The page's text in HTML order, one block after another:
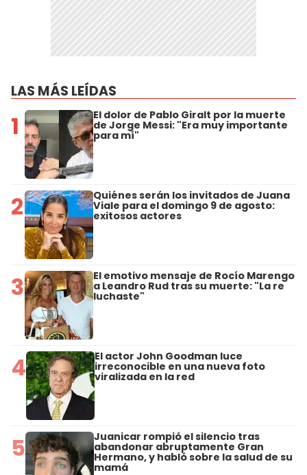
LAS MÁS LEÍDAS
1 El dolor de Pablo Giralt por la muerte
de Jorge Messi: "Era muy importante
para mí"
2 Quiénes serán los invitados de Juana
Viale para el domingo 9 de agosto:
exitosos actores
3 El emotivo mensaje de Rocío Marengo
a Leandro Rud tras su muerte: "La re
luchaste"
4 El actor John Goodman luce
irreconocible en una nueva foto
viralizada en la red
5 Juanicar rompió el silencio tras
abandonar abruptamente Gran
Hermano, y habló sobre la salud de su
mamá